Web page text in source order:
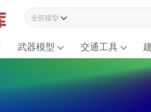
全部模型资源
武器模型 交通工具